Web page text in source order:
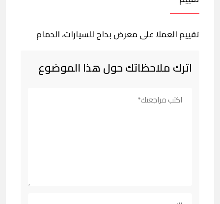
تقييم العملا على معرض بداح للسيارات، الدمام
اترك ملاحظاتك حول هذا الموضوع